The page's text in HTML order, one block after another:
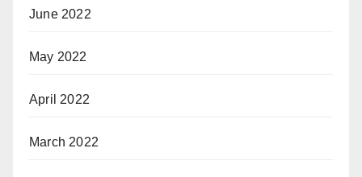
June 2022
May 2022
April 2022
March 2022